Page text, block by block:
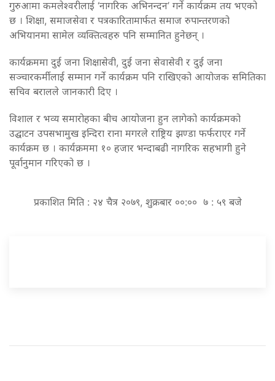
गुरुआमा कमलेश्वरीलाई ‘नागरिक अभिनन्दन’ गर्ने कार्यक्रम तय भएको
छ । शिक्षा, समाजसेवा र पत्रकारितामार्फत समाज रुपान्तरणको
अभियानमा सामेल व्यक्तित्वहरु पनि सम्मानित हुनेछन् ।
कार्यक्रममा दुई जना शिक्षासेवी, दुई जना सेवासेवी र दुई जना
सञ्चारकर्मीलाई सम्मान गर्ने कार्यक्रम पनि राखिएको आयोजक समितिका
सचिव बरालले जानकारी दिए ।
विशाल र भव्य समारोहका बीच आयोजना हुन लागेको कार्यक्रमको
उद्घाटन उपसभामुख इन्दिरा राना मगरले राष्ट्रिय झण्डा फर्फराएर गर्ने
कार्यक्रम छ । कार्यक्रममा १० हजार भन्दाबढी नागरिक सहभागी हुने
पूर्वानुमान गरिएको छ ।
प्रकाशित मिति : २४ चैत्र २०७९, शुक्रबार ००:०० ७ : ५९ बजे